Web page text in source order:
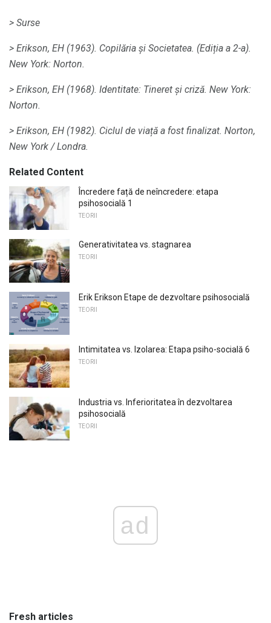
> Surse
> Erikson, EH (1963). Copilăria și Societatea. (Ediția a 2-a).
New York: Norton.
> Erikson, EH (1968). Identitate: Tineret și criză. New York:
Norton.
> Erikson, EH (1982). Ciclul de viață a fost finalizat. Norton,
New York / Londra.
Related Content
Încredere față de neîncredere: etapa
psihosocială 1
TEORII
Generativitatea vs. stagnarea
TEORII
Erik Erikson Etape de dezvoltare psihosocială
TEORII
Intimitatea vs. Izolarea: Etapa psiho-socială 6
TEORII
Industria vs. Inferioritatea în dezvoltarea
psihosocială
TEORII
ad
Fresh articles